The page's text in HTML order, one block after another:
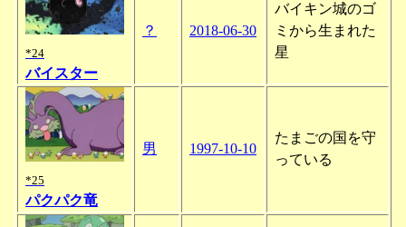
*24
バイスター
？ 2018-06-30
バイキン城のゴ
ミから生まれた
星
*25
パクパク竜
男 1997-10-10
たまごの国を守
っている